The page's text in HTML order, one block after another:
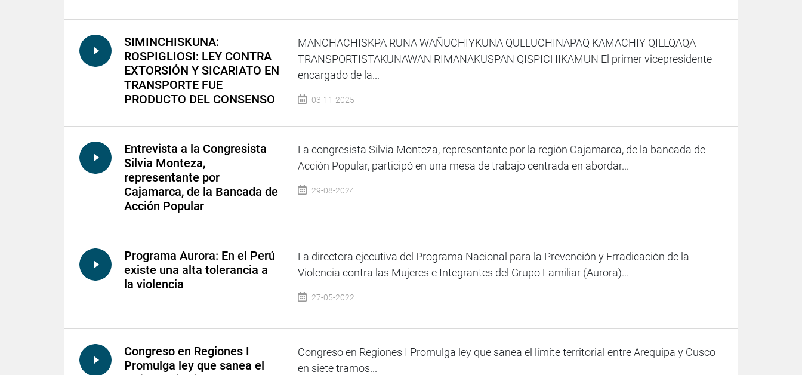
SIMINCHISKUNA:
ROSPIGLIOSI: LEY CONTRA
EXTORSIÓN Y SICARIATO EN
TRANSPORTE FUE
PRODUCTO DEL CONSENSO
MANCHACHISKPA RUNA WAÑUCHIYKUNA QULLUCHINAPAQ KAMACHIY QILLQAQA
TRANSPORTISTAKUNAWAN RIMANAKUSPAN QISPICHIKAMUN El primer vicepresidente
encargado de la...
03-11-2025
Entrevista a la Congresista
Silvia Monteza,
representante por
Cajamarca, de la Bancada de
Acción Popular
La congresista Silvia Monteza, representante por la región Cajamarca, de la bancada de
Acción Popular, participó en una mesa de trabajo centrada en abordar...
29-08-2024
Programa Aurora: En el Perú
existe una alta tolerancia a
la violencia
La directora ejecutiva del Programa Nacional para la Prevención y Erradicación de la
Violencia contra las Mujeres e Integrantes del Grupo Familiar (Aurora)...
27-05-2022
Congreso en Regiones I
Promulga ley que sanea el
Congreso en Regiones I Promulga ley que sanea el límite territorial entre Arequipa y Cusco
en siete tramos...